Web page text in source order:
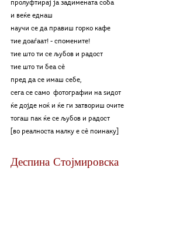
пролуфтирај ја задимената соба
и веќе еднаш
научи се да правиш горко кафе
тие доаѓаат! - спомените!
тие што ти се љубов и радост
тие што ти беа сѐ
пред да се имаш себе,
сега се само  фотографии на ѕидот
ќе дојде ноќ и ќе ги затвориш очите
тогаш пак ќе се љубов и радост
[во реалноста малку е сè поинаку]
Деспина Стојмировска